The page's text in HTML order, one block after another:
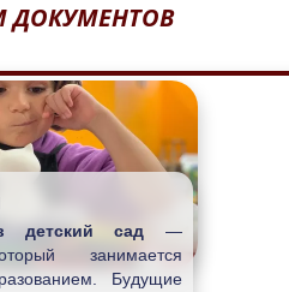
ДОКУМЕНТОВ
детский сад —
занимается
Будущие